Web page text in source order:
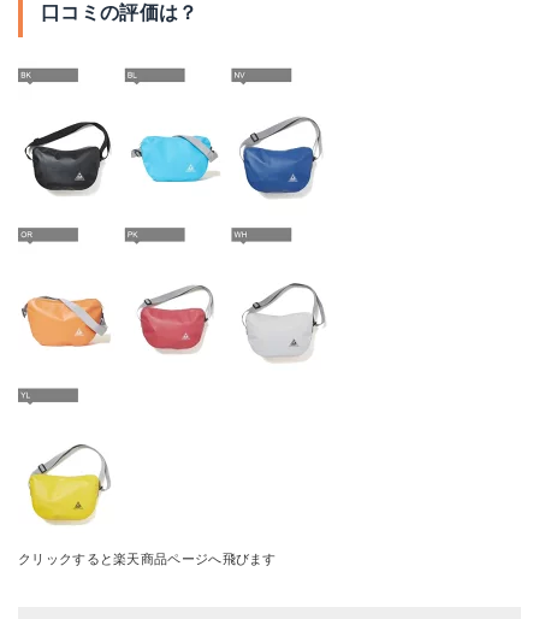
口コミの評価は？
クリックすると楽天商品ページへ飛びます